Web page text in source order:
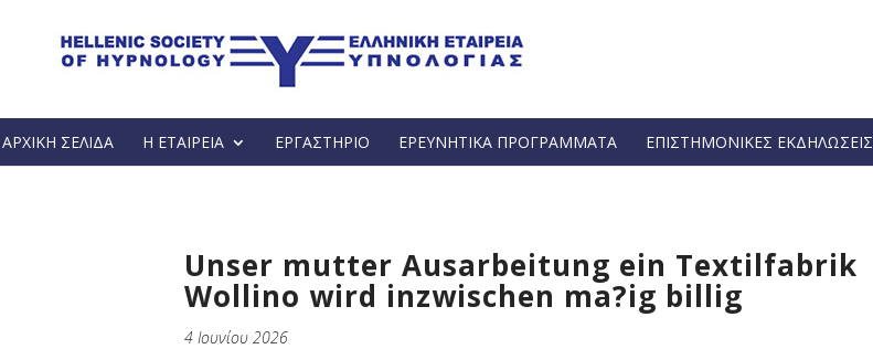
ΑΡΧΙΚΗ ΣΕΛΙΔΑ Η ΕΤΑΙΡΕΙΑ ΕΡΓΑΣΤΗΡΙΟ ΕΡΕΥΝΗΤΙΚΑ ΠΡΟΓΡΑΜΜΑΤΑ ΕΠΙΣΤΗΜΟΝΙΚΕΣ ΕΚΔΗΛΩΣΕΙΣ
Unser mutter Ausarbeitung ein Textilfabrik
Wollino wird inzwischen ma?ig billig
4 Ιουνίου 2026